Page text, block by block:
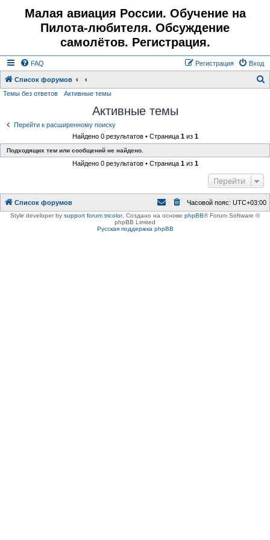
Малая авиация России. Обучение на
Пилота-любителя. Обсуждение
самолётов. Регистрация.
FAQ Вход
Регистрация
Список форумов
Темы без ответов Активные темы
Активные темы
Перейти к расширенному поиску
Найдено 0 результатов • Страница 1из 1
Подходящих тем или сообщений не найдено.
Найдено 0 результатов • Страница 1из 1
Перейти
Список форумов Часовой пояс: UTC+03:00
Style developer by support forum tricolor, Создано на основе phpBB® Forum Software ©
phpBB Limited
Русская поддержка phpBB